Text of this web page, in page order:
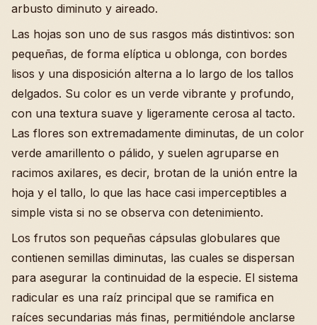
arbusto diminuto y aireado.
Las hojas son uno de sus rasgos más distintivos: son
pequeñas, de forma elíptica u oblonga, con bordes
lisos y una disposición alterna a lo largo de los tallos
delgados. Su color es un verde vibrante y profundo,
con una textura suave y ligeramente cerosa al tacto.
Las flores son extremadamente diminutas, de un color
verde amarillento o pálido, y suelen agruparse en
racimos axilares, es decir, brotan de la unión entre la
hoja y el tallo, lo que las hace casi imperceptibles a
simple vista si no se observa con detenimiento.
Los frutos son pequeñas cápsulas globulares que
contienen semillas diminutas, las cuales se dispersan
para asegurar la continuidad de la especie. El sistema
radicular es una raíz principal que se ramifica en
raíces secundarias más finas, permitiéndole anclarse